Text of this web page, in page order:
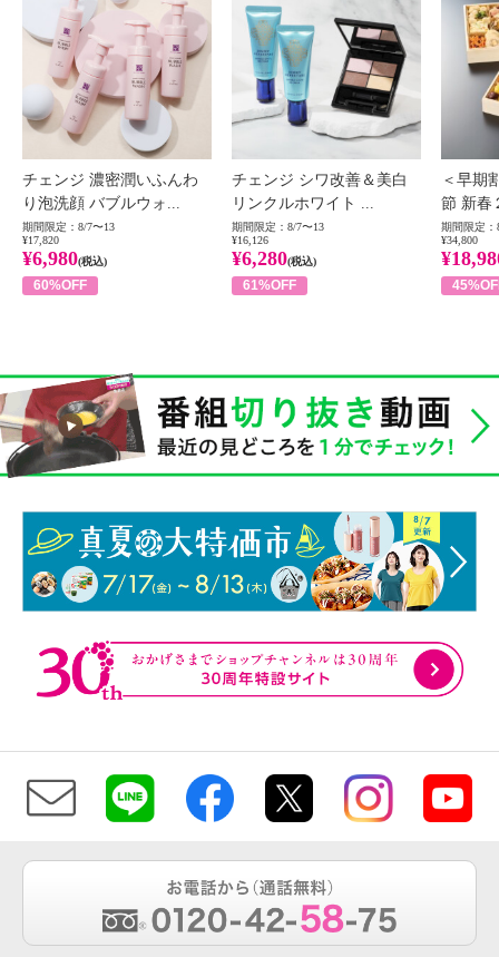
チェンジ 濃密潤いふんわ
り泡洗顔 バブルウォ...
期間限定：8/7〜13
¥17,820
¥6,980(税込)
60%OFF
チェンジ シワ改善＆美白
リンクルホワイト ...
期間限定：8/7〜13
¥16,126
¥6,280(税込)
61%OFF
＜早期
節 新春
期間限定：
¥34,800